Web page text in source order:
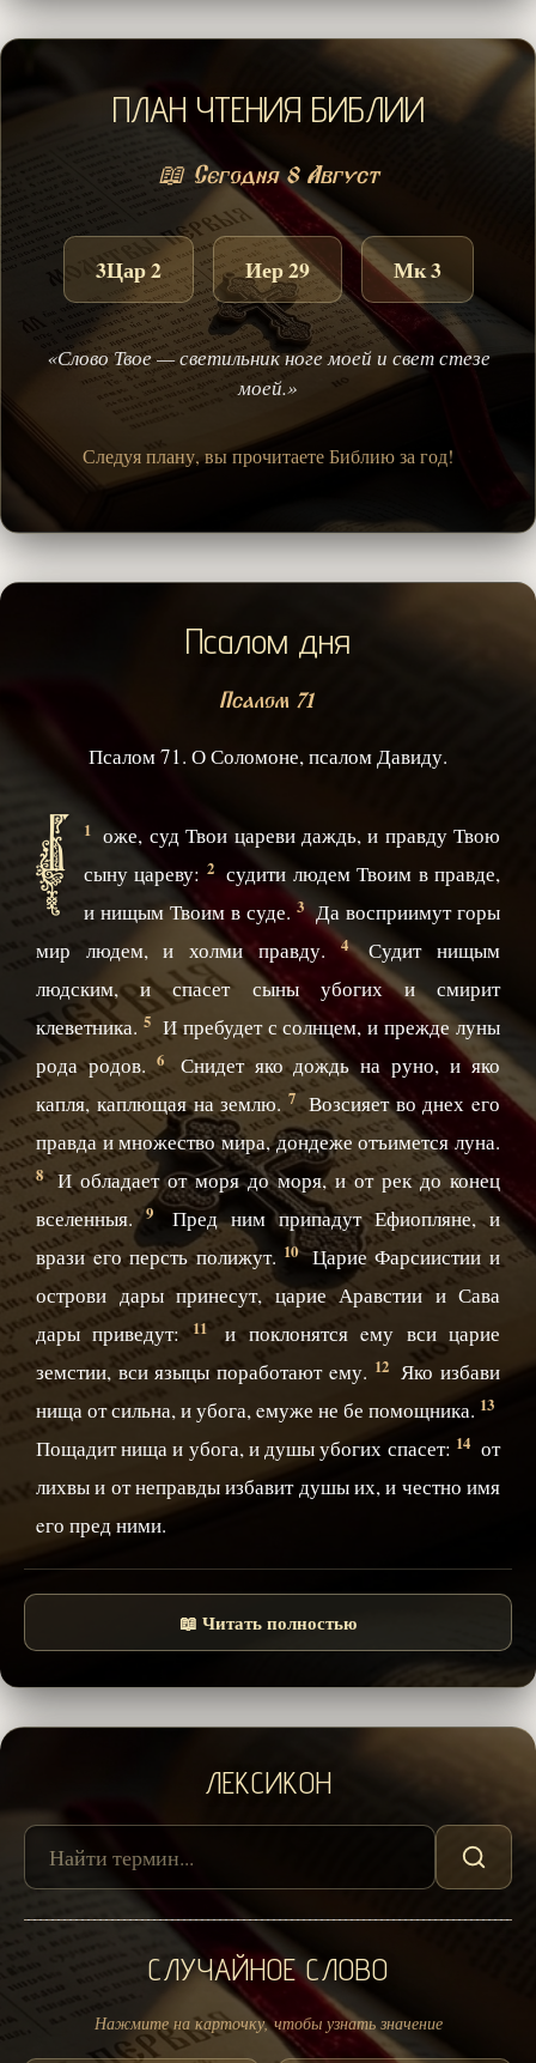
ПЛАН ЧТЕНИЯ БИБЛИИ
📖 Сегодня 8 Август
3Цар 2 Иер 29 Мк 3
«Слово Твое — светильник ноге моей и свет стезе
моей.»
Следуя плану, вы прочитаете Библию за год!
Псалом дня
Псалом 71
Псалом 71. О Соломоне, псалом Давиду.
1
Б
оже, суд Твои цареви даждь, и правду Твою
сыну цареву: 2 судити людем Твоим в правде,
и нищым Твоим в суде. 3 Да восприимут горы
мир людем, и холми правду.4 Судит нищым
людским, и спасет сыны убогих и смирит
клеветника. 5 И пребудет с солнцем, и прежде луны
рода родов.6 Снидет яко дождь на руно, и яко
капля, каплющая на землю. 7 Возсияет во днех eго
правда и множество мира, дондеже отъимется луна.
8 И обладает от моря до моря, и от рек до конец
вселенныя.9
Пред ним припадут Ефиопляне, и
врази eго персть полижут. 10 Царие Фарсиистии и
острови дары принесут, царие Аравстии и Сава
дары приведут:
11
и поклонятся eму вси царие
земстии, вси языцы поработают eму. 12 Яко избави
нища от сильна, и убога, eмуже не бе помощника. 13
Пощадит нища и убога, и душы убогих спасет: 14 от
лихвы и от неправды избавит душы их, и честно имя
eго пред ними.
📖 Читать полностью
ЛЕКСИКОН
СЛУЧАЙНОЕ СЛОВО
Нажмите на карточку, чтобы узнать значение